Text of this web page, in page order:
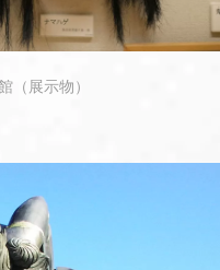
（展示物）